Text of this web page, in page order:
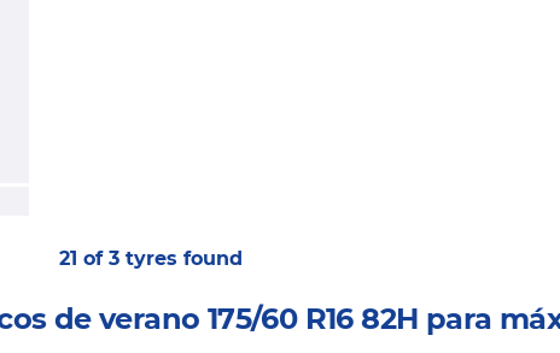
21 of 3 tyres found
de verano 175/60 R16 82H para